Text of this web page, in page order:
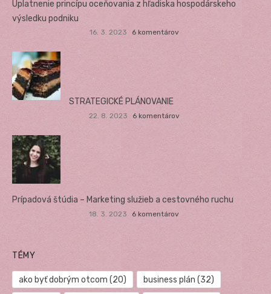
Uplatnenie princípu oceňovania z hľadiska hospodárskeho
výsledku podniku
16. 3. 2023 6 komentárov
STRATEGICKÉ PLÁNOVANIE
22. 8. 2023 6 komentárov
Prípadová štúdia – Marketing služieb a cestovného ruchu
18. 3. 2023 6 komentárov
TÉMY
ako byť dobrým otcom (20) business plán (32)